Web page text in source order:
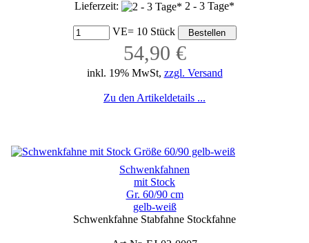
Lieferzeit:
2 - 3 Tage*
VE= 10 Stück
54,90 €
inkl. 19% MwSt, zzgl. Versand
Zu den Artikeldetails ...
Schwenkfahnen
mit Stock
Gr. 60/90 cm
gelb-weiß
Schwenkfahne Stabfahne Stockfahne